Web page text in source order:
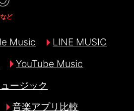
ど
Music
LINE MUSIC
YouTube Music
ージック
音楽アプリ比較